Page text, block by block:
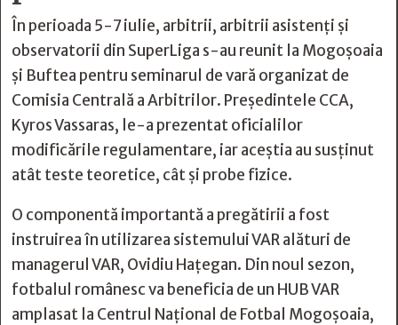
În perioada 5-7 iulie, arbitrii, arbitrii asistenți și
observatorii din SuperLiga s-au reunit la Mogoșoaia
și Buftea pentru seminarul de vară organizat de
Comisia Centrală a Arbitrilor. Președintele CCA,
Kyros Vassaras, le-a prezentat oficialilor
modificările regulamentare, iar aceștia au susținut
atât teste teoretice, cât și probe fizice.
O componentă importantă a pregătirii a fost
instruirea în utilizarea sistemului VAR alături de
managerul VAR, Ovidiu Hațegan. Din noul sezon,
fotbalul românesc va beneficia de un HUB VAR
amplasat la Centrul Național de Fotbal Mogoșoaia,